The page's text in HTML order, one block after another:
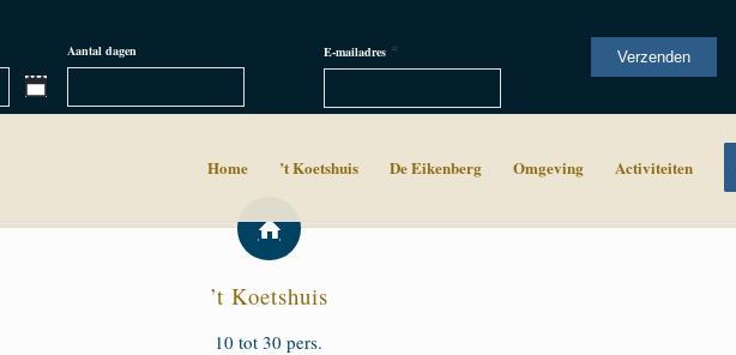
Aantal dagen E-mailadres * Verzenden
Home ’t Koetshuis De Eikenberg Omgeving Activiteiten
’t Koetshuis
10 tot 30 pers.